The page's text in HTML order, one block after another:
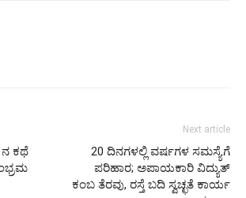
ಕಥೆ
Next article
20 ದಿನಗಳಲ್ಲಿ ವರ್ಷಗಳ ಸಮಸ್ಯೆಗೆ
ಪರಿಹಾರ; ಅಪಾಯಕಾರಿ ವಿದ್ಯುತ್
ಕಂಬ ತೆರವು, ರಸ್ತೆ ಬದಿ ಸ್ವಚ್ಛತೆ ಕಾರ್ಯ